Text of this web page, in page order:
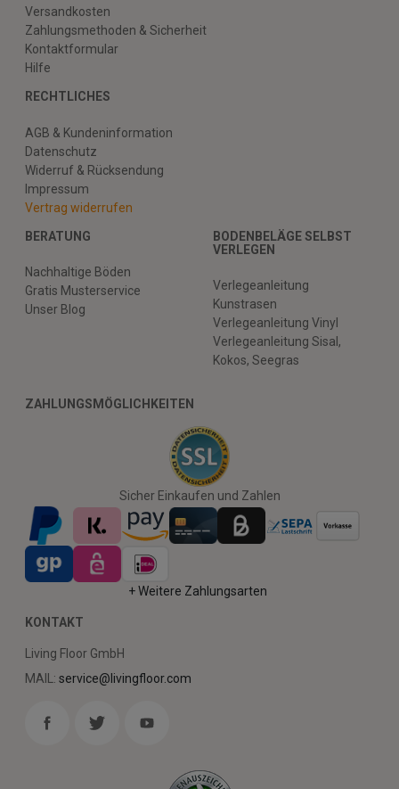
Versandkosten
Zahlungsmethoden & Sicherheit
Kontaktformular
Hilfe
RECHTLICHES
AGB & Kundeninformation
Datenschutz
Widerruf & Rücksendung
Impressum
Vertrag widerrufen
BERATUNG
Nachhaltige Böden
Gratis Musterservice
Unser Blog
BODENBELÄGE SELBST
VERLEGEN
Verlegeanleitung
Kunstrasen
Verlegeanleitung Vinyl
Verlegeanleitung Sisal,
Kokos, Seegras
ZAHLUNGSMÖGLICHKEITEN
Sicher Einkaufen und Zahlen
+ Weitere Zahlungsarten
KONTAKT
Living Floor GmbH
MAIL: service@livingfloor.com